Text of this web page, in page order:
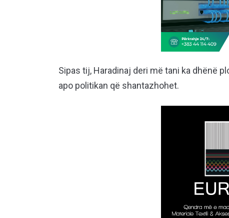
Sipas tij, Haradinaj deri më tani ka dhënë
apo politikan që shantazhohet.